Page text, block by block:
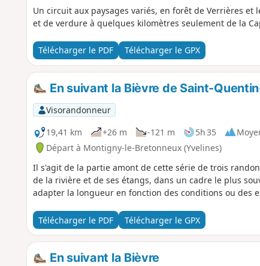
Un circuit aux paysages variés, en forêt de Verrières et
et de verdure à quelques kilomètres seulement de la
Télécharger le PDF Télécharger le GPX
En suivant la Bièvre de Saint-
Visorandonneur
19,41 km
+26 m -121 m 5h 35
Départ à Montigny-le-Bretonneux (Yvelines)
Il s'agit de la partie amont de cette série de trois
de la rivière et de ses étangs, dans un cadre le plus
adapter la longueur en fonction des conditions ou des
Télécharger le PDF Télécharger le GPX
En suivant la Bièvre